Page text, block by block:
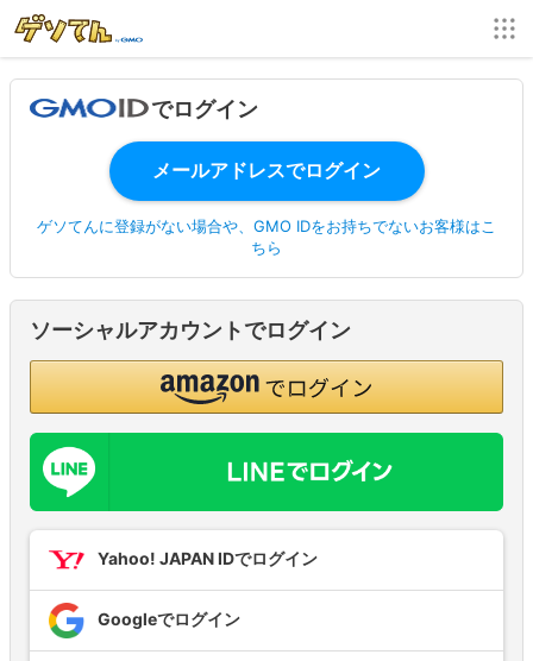
でログイン
ゲソてんに登録がない場合や、GMO IDをお持ちでないお客様はこ
ちら
ソーシャルアカウントでログイン
Yahoo! JAPAN IDでログイン
Googleでログイン